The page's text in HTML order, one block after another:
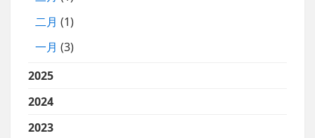
二月 (1)
一月 (3)
2025
2024
2023